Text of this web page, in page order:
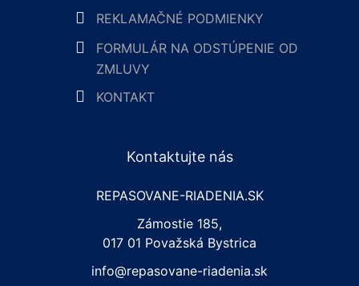
REKLAMAČNÉ PODMIENKY
FORMULÁR NA ODSTÚPENIE OD
ZMLUVY
KONTAKT
Kontaktujte nás
REPASOVANE-RIADENIA.SK
Zámostie 185,
017 01 Považská Bystrica
info@repasovane-riadenia.sk